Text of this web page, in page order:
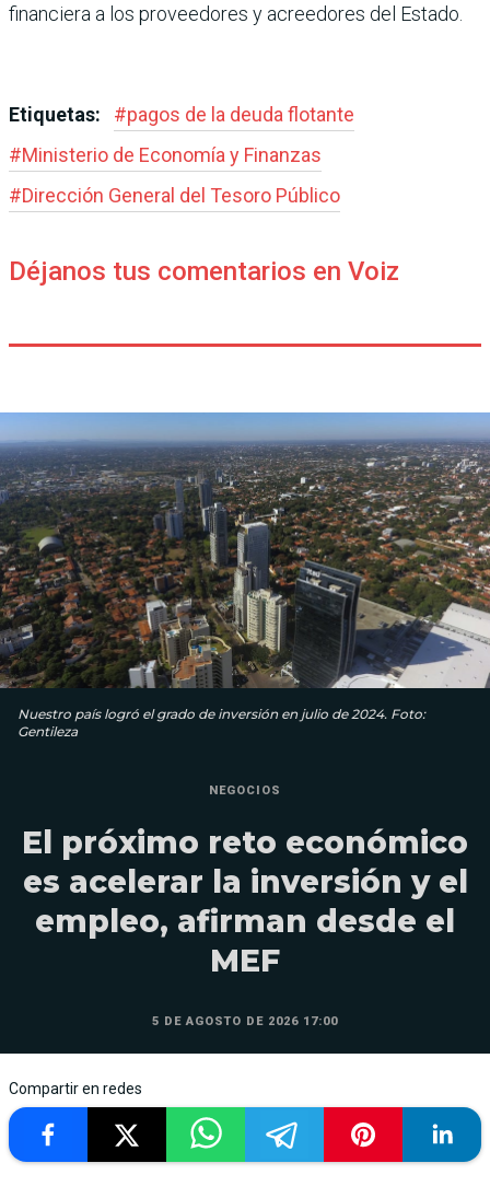
financiera a los proveedores y acreedores del Estado.
Etiquetas: #pagos de la deuda flotante
#Ministerio de Economía y Finanzas
#Dirección General del Tesoro Público
Déjanos tus comentarios en Voiz
Nuestro país logró el grado de inversión en julio de 2024. Foto:
Gentileza
NEGOCIOS
El próximo reto económico
es acelerar la inversión y el
empleo, afirman desde el
MEF
5 DE AGOSTO DE 2026 17:00
Compartir en redes